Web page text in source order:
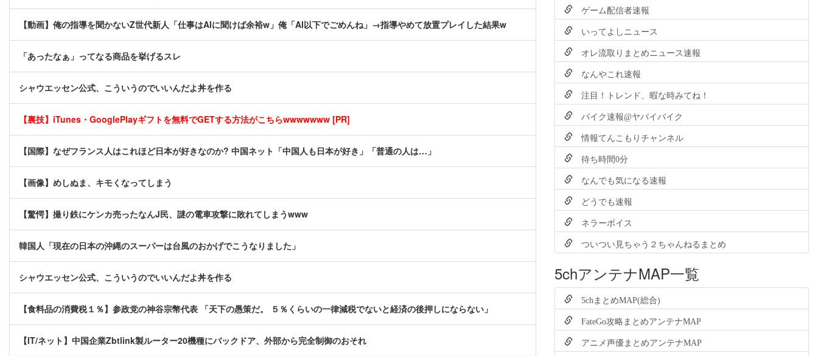
【動画】俺の指導を聞かないZ世代新人「仕事はAIに聞けば余裕w」俺「AI以下でごめんね」→指導やめて放置プレイした結果w
「あったなぁ」ってなる商品を挙げるスレ
シャウエッセン公式、こういうのでいいんだよ丼を作る
【裏技】iTunes・GooglePlayギフトを無料でGETする方法がこちらwwwwwww [PR]
【国際】なぜフランス人はこれほど日本が好きなのか? 中国ネット「中国人も日本が好き」「普通の人は…」
【画像】めしぬま、キモくなってしまう
【驚愕】撮り鉄にケンカ売ったなんJ民、謎の電車攻撃に敗れてしまうwww
韓国人「現在の日本の沖縄のスーパーは台風のおかげでこうなりました」
シャウエッセン公式、こういうのでいいんだよ丼を作る
【食料品の消費税１％】参政党の神谷宗幣代表 「天下の愚策だ。 ５％くらいの一律減税でないと経済の後押しにならない」
【IT/ネット】中国企業Zbtlink製ルーター20機種にバックドア、外部から完全制御のおそれ
ゲーム配信者速報
いってよしニュース
オレ流取りまとめニュース速報
なんやこれ速報
注目！トレンド、暇な時みてね！
バイク速報@ヤバイバイク
情報てんこもりチャンネル
待ち時間0分
なんでも気になる速報
どうでも速報
ネラーボイス
ついつい見ちゃう２ちゃんねるまとめ
5chアンテナMAP一覧
5chまとめMAP(総合)
FateGo攻略まとめアンテナMAP
アニメ声優まとめアンテナMAP